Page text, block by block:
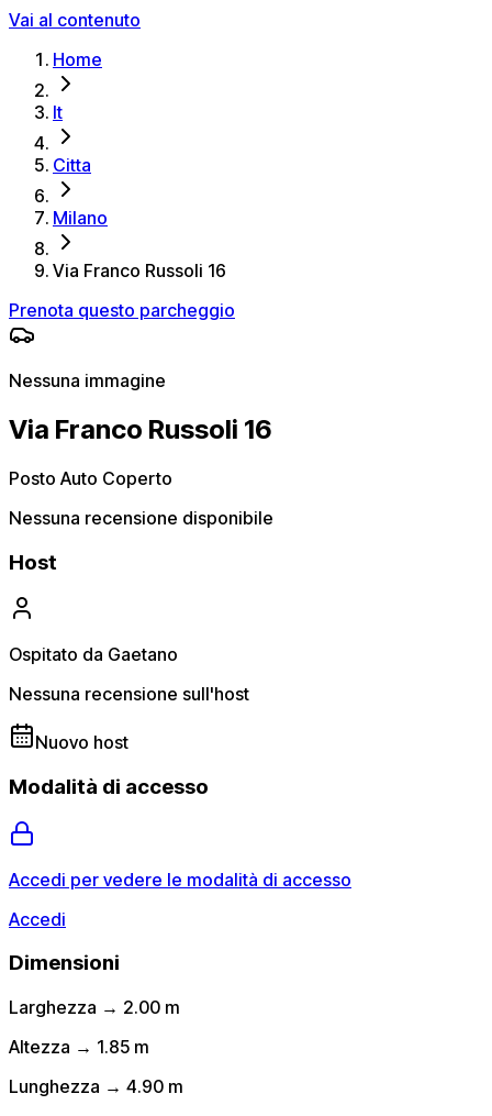
Vai al contenuto
Home
It
Citta
Milano
Via Franco Russoli 16
Prenota questo parcheggio
Nessuna immagine
Via Franco Russoli 16
Posto Auto Coperto
Nessuna recensione disponibile
Host
Ospitato da Gaetano
Nessuna recensione sull'host
Nuovo host
Modalità di accesso
Accedi per vedere le modalità di accesso
Accedi
Dimensioni
Larghezza → 2.00 m
Altezza → 1.85 m
Lunghezza → 4.90 m